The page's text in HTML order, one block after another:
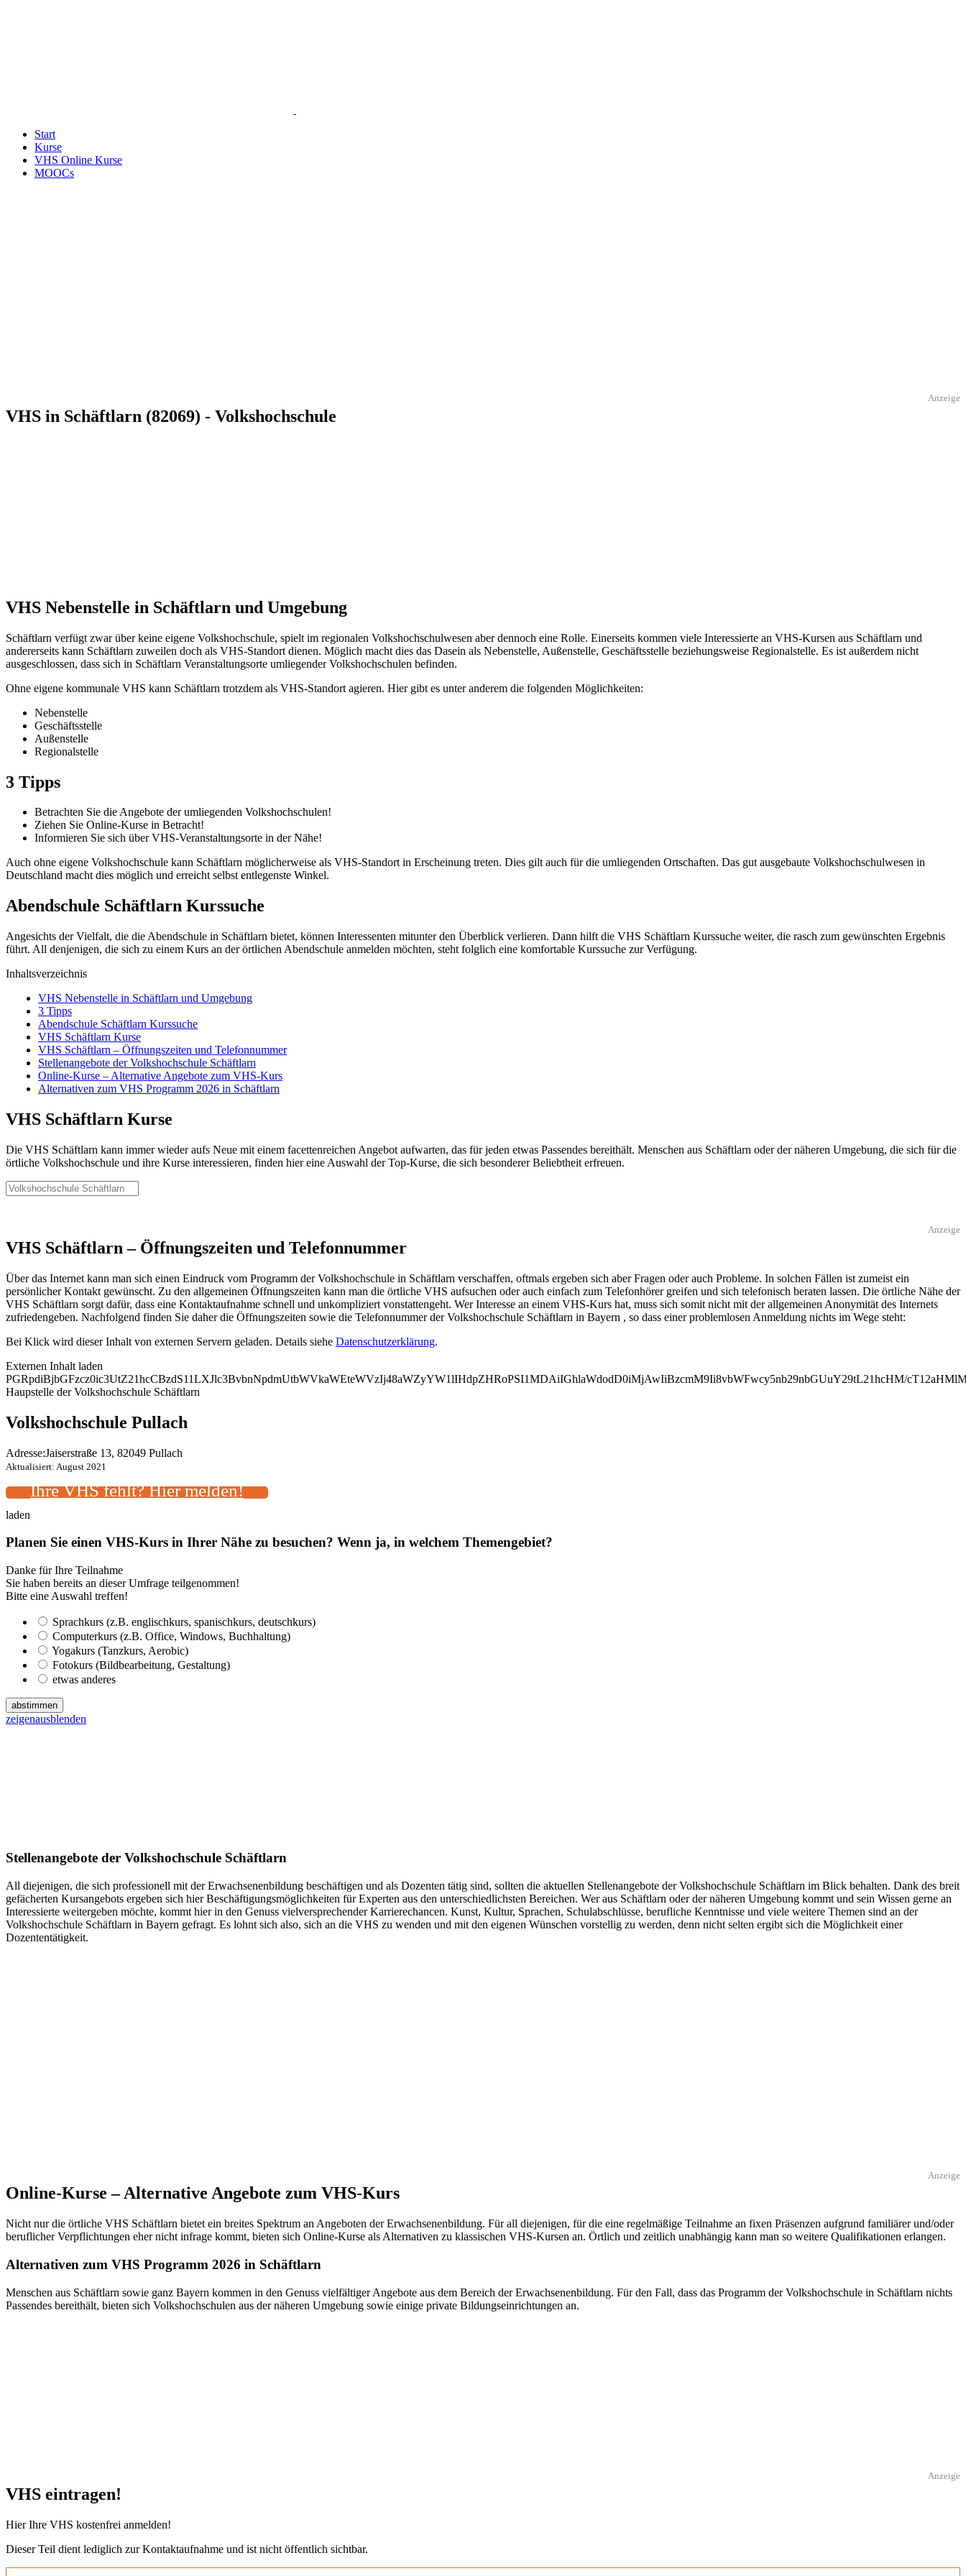
Start
Kurse
VHS Online Kurse
MOOCs
Anzeige
VHS in Schäftlarn (82069) - Volkshochschule
VHS Nebenstelle in Schäftlarn und Umgebung
Schäftlarn verfügt zwar über keine eigene Volkshochschule, spielt im regionalen Volkshochschulwesen aber dennoch eine Rolle. Einerseits kommen viele Interessierte an VHS-Kursen aus Schäftlarn und
andererseits kann Schäftlarn zuweilen doch als VHS-Standort dienen. Möglich macht dies das Dasein als Nebenstelle, Außenstelle, Geschäftsstelle beziehungsweise Regionalstelle. Es ist außerdem nicht
ausgeschlossen, dass sich in Schäftlarn Veranstaltungsorte umliegender Volkshochschulen befinden.
Ohne eigene kommunale VHS kann Schäftlarn trotzdem als VHS-Standort agieren. Hier gibt es unter anderem die folgenden Möglichkeiten:
Nebenstelle
Geschäftsstelle
Außenstelle
Regionalstelle
3 Tipps
Betrachten Sie die Angebote der umliegenden Volkshochschulen!
Ziehen Sie Online-Kurse in Betracht!
Informieren Sie sich über VHS-Veranstaltungsorte in der Nähe!
Auch ohne eigene Volkshochschule kann Schäftlarn möglicherweise als VHS-Standort in Erscheinung treten. Dies gilt auch für die umliegenden Ortschaften. Das gut ausgebaute Volkshochschulwesen in
Deutschland macht dies möglich und erreicht selbst entlegenste Winkel.
Abendschule Schäftlarn Kurssuche
Angesichts der Vielfalt, die die Abendschule in Schäftlarn bietet, können Interessenten mitunter den Überblick verlieren. Dann hilft die VHS Schäftlarn Kurssuche weiter, die rasch zum gewünschten Ergebnis
führt. All denjenigen, die sich zu einem Kurs an der örtlichen Abendschule anmelden möchten, steht folglich eine komfortable Kurssuche zur Verfügung.
Inhaltsverzeichnis
VHS Nebenstelle in Schäftlarn und Umgebung
3 Tipps
Abendschule Schäftlarn Kurssuche
VHS Schäftlarn Kurse
VHS Schäftlarn – Öffnungszeiten und Telefonnummer
Stellenangebote der Volkshochschule Schäftlarn
Online-Kurse – Alternative Angebote zum VHS-Kurs
Alternativen zum VHS Programm 2026 in Schäftlarn
VHS Schäftlarn Kurse
Die VHS Schäftlarn kann immer wieder aufs Neue mit einem facettenreichen Angebot aufwarten, das für jeden etwas Passendes bereithält. Menschen aus Schäftlarn oder der näheren Umgebung, die sich für die
örtliche Volkshochschule und ihre Kurse interessieren, finden hier eine Auswahl der Top-Kurse, die sich besonderer Beliebtheit erfreuen.
Anzeige
VHS Schäftlarn – Öffnungszeiten und Telefonnummer
Über das Internet kann man sich einen Eindruck vom Programm der Volkshochschule in Schäftlarn verschaffen, oftmals ergeben sich aber Fragen oder auch Probleme. In solchen Fällen ist zumeist ein
persönlicher Kontakt gewünscht. Zu den allgemeinen Öffnungszeiten kann man die örtliche VHS aufsuchen oder auch einfach zum Telefonhörer greifen und sich telefonisch beraten lassen. Die örtliche Nähe der
VHS Schäftlarn sorgt dafür, dass eine Kontaktaufnahme schnell und unkompliziert vonstattengeht. Wer Interesse an einem VHS-Kurs hat, muss sich somit nicht mit der allgemeinen Anonymität des Internets
zufriedengeben. Nachfolgend finden Sie daher die Öffnungszeiten sowie die Telefonnummer der Volkshochschule Schäftlarn in Bayern , so dass einer problemlosen Anmeldung nichts im Wege steht:
Bei Klick wird dieser Inhalt von externen Servern geladen. Details siehe Datenschutzerklärung.
Externen Inhalt laden
PGRpdiBjbGFzcz0ic3UtZ21hcCBzdS11LXJlc3BvbnNpdmUtbWVkaWEteWVzIj48aWZyYW1lIHdpZHRoPSI1MDAiIGhlaWdodD0iMjAwIiBzcmM9Ii8vbWFwcy5nb29nbGUuY29tL21hcHM/
Haupstelle der Volkshochschule Schäftlarn
Volkshochschule Pullach
Adresse:Jaiserstraße 13, 82049 Pullach
Aktualisiert: August 2021
Ihre VHS fehlt? Hier melden!
laden
Planen Sie einen VHS-Kurs in Ihrer Nähe zu besuchen? Wenn ja, in welchem Themengebiet?
Danke für Ihre Teilnahme
Sie haben bereits an dieser Umfrage teilgenommen!
Bitte eine Auswahl treffen!
Sprachkurs (z.B. englischkurs, spanischkurs, deutschkurs)
Computerkurs (z.B. Office, Windows, Buchhaltung)
Yogakurs (Tanzkurs, Aerobic)
Fotokurs (Bildbearbeitung, Gestaltung)
etwas anderes
abstimmen
zeigenausblenden
Stellenangebote der Volkshochschule Schäftlarn
All diejenigen, die sich professionell mit der Erwachsenenbildung beschäftigen und als Dozenten tätig sind, sollten die aktuellen Stellenangebote der Volkshochschule Schäftlarn im Blick behalten. Dank des breit
gefächerten Kursangebots ergeben sich hier Beschäftigungsmöglichkeiten für Experten aus den unterschiedlichsten Bereichen. Wer aus Schäftlarn oder der näheren Umgebung kommt und sein Wissen gerne an
Interessierte weitergeben möchte, kommt hier in den Genuss vielversprechender Karrierechancen. Kunst, Kultur, Sprachen, Schulabschlüsse, berufliche Kenntnisse und viele weitere Themen sind an der
Volkshochschule Schäftlarn in Bayern gefragt. Es lohnt sich also, sich an die VHS zu wenden und mit den eigenen Wünschen vorstellig zu werden, denn nicht selten ergibt sich die Möglichkeit einer
Dozententätigkeit.
Anzeige
Online-Kurse – Alternative Angebote zum VHS-Kurs
Nicht nur die örtliche VHS Schäftlarn bietet ein breites Spektrum an Angeboten der Erwachsenenbildung. Für all diejenigen, für die eine regelmäßige Teilnahme an fixen Präsenzen aufgrund familiärer und/oder
beruflicher Verpflichtungen eher nicht infrage kommt, bieten sich Online-Kurse als Alternativen zu klassischen VHS-Kursen an. Örtlich und zeitlich unabhängig kann man so weitere Qualifikationen erlangen.
Alternativen zum VHS Programm 2026 in Schäftlarn
Menschen aus Schäftlarn sowie ganz Bayern kommen in den Genuss vielfältiger Angebote aus dem Bereich der Erwachsenenbildung. Für den Fall, dass das Programm der Volkshochschule in Schäftlarn nichts
Passendes bereithält, bieten sich Volkshochschulen aus der näheren Umgebung sowie einige private Bildungseinrichtungen an.
Anzeige
VHS eintragen!
Hier Ihre VHS kostenfrei anmelden!
Dieser Teil dient lediglich zur Kontaktaufnahme und ist nicht öffentlich sichtbar.